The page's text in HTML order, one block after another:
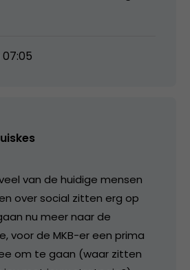
07:05
van de huidige mensen
over social zitten erg op
nu meer naar de
voor de MKB-er een prima
om te gaan (waar zitten